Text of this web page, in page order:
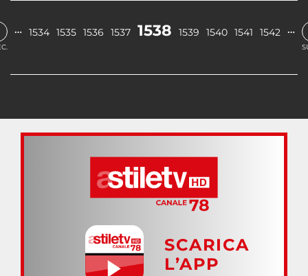
… 1534 1535 1536 1537 1538 1539 1540 1541 1542 …
SCARICA
L’APP